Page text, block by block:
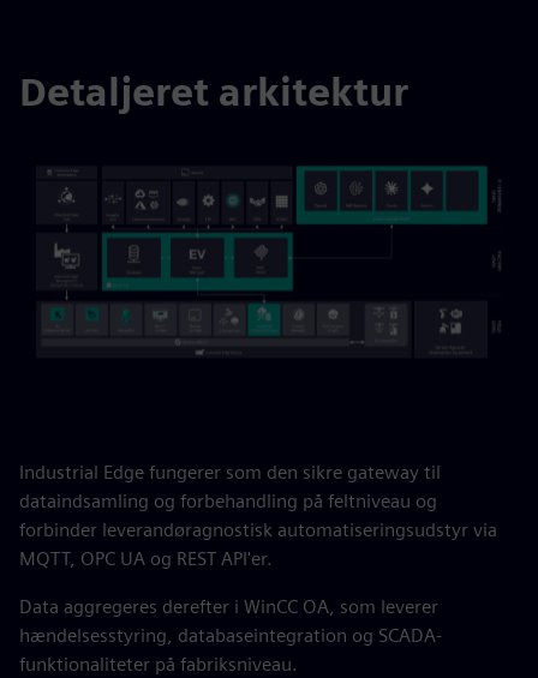
Detaljeret arkitektur
Industrial Edge fungerer som den sikre gateway til
dataindsamling og forbehandling på feltniveau og
forbinder leverandøragnostisk automatiseringsudstyr via
MQTT, OPC UA og REST API'er.
Data aggregeres derefter i WinCC OA, som leverer
hændelsesstyring, databaseintegration og SCADA-
funktionaliteter på fabriksniveau.